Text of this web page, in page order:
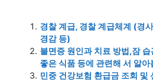
경찰 계급, 경찰 계급체계 (경
경감 등)
불면증 원인과 치료 방법,잠 습
좋은 식품 등에 관련해 서 알아
민중 건강보험 환급금 조회 및